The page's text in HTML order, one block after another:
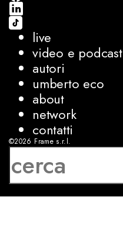
live
video e podcast
autori
umberto eco
about
network
contatti
©2026 Frame s.r.l.
P.IVA 08927250962
sviluppo:Luca Bunino